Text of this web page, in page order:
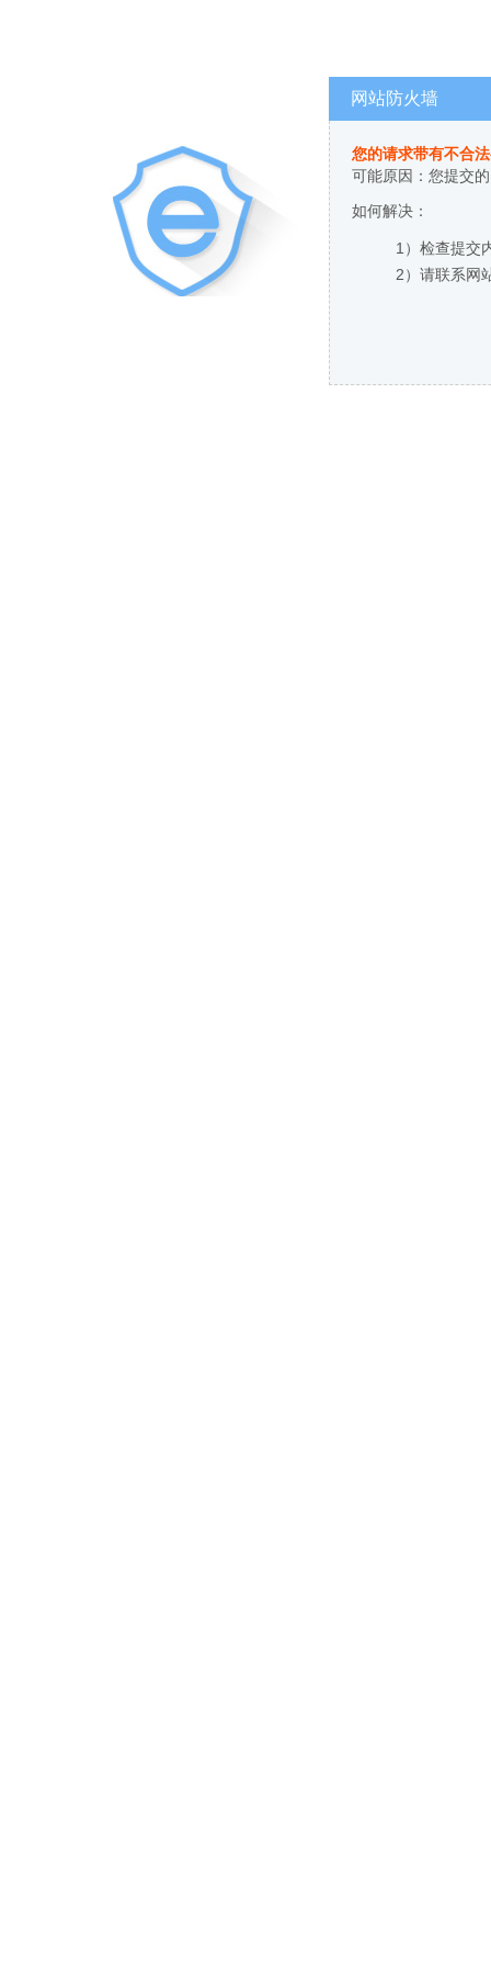
网站防火墙
您的请求带有不合
可能原因：您提交
如何解决：
1）检查提交
2）请联系网